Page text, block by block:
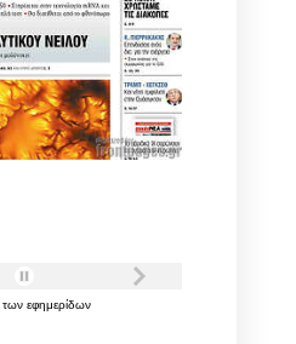
των εφημερίδων